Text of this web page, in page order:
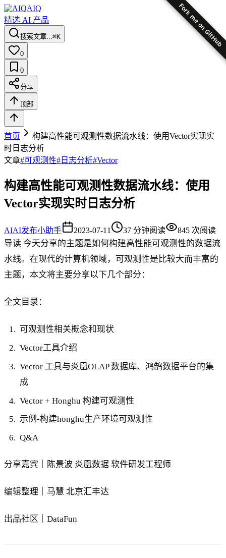
Fork me on GitHub
AIQ
精选 AI 产品
搜索文章...⌘K
0
0
分享
顶部
首页
构建高性能可观测性数据流水线：使用Vector实现实
时日志分析
文章#可观测性# 日志分析#Vector
构建高性能可观测性数据流水线：使用
Vector实现实时日志分析
AIAI发布小助手 2023-07-11 37 分钟阅读 845 次阅读
导读 今天分享的主题是如何构建高性能可观测性的数据流
水线。在现代的计算机领域，可观测性是比较大而丰富的
主题，本文将主要分享以下几个部分：
全文目录：
可观测性相关概念和现状
Vector工具介绍
Vector 工具与炎凰OLAP 数据库、鸿鹄数据平台的集
成
Vector + Honghu 构建可观测性
示例-构建honghu生产环境可观测性
Q&A
分享嘉宾｜陈景波 炎凰数据 软件研发工程师
编辑整理｜马慧 北京汇丰达
出品社区｜DataFun